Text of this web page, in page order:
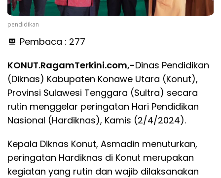
pendidikan
Pembaca : 277
KONUT.RagamTerkini.com,-Dinas Pendidikan
(Diknas) Kabupaten Konawe Utara (Konut),
Provinsi Sulawesi Tenggara (Sultra) secara
rutin menggelar peringatan Hari Pendidikan
Nasional (Hardiknas), Kamis (2/4/2024).
Kepala Diknas Konut, Asmadin menuturkan,
peringatan Hardiknas di Konut merupakan
kegiatan yang rutin dan wajib dilaksanakan